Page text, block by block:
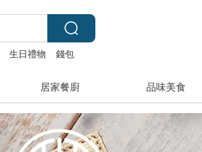
生日禮物 錢包
居家餐廚 品味美食